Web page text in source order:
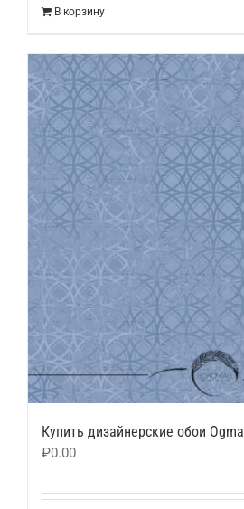
В корзину
Купить дизайнерские обои
₽0.00